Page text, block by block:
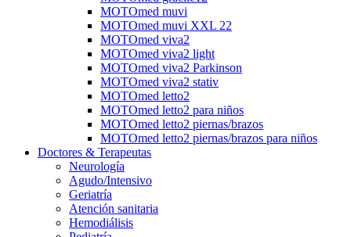
MOTOmed muvi
MOTOmed muvi XXL 22
MOTOmed viva2
MOTOmed viva2 light
MOTOmed viva2 Parkinson
MOTOmed viva2 stativ
MOTOmed letto2
MOTOmed letto2 para niños
MOTOmed letto2 piernas/brazos
MOTOmed letto2 piernas/brazos para niños
Doctores & Terapeutas
Neurología
Agudo/Intensivo
Geriatría
Atención sanitaria
Hemodiálisis